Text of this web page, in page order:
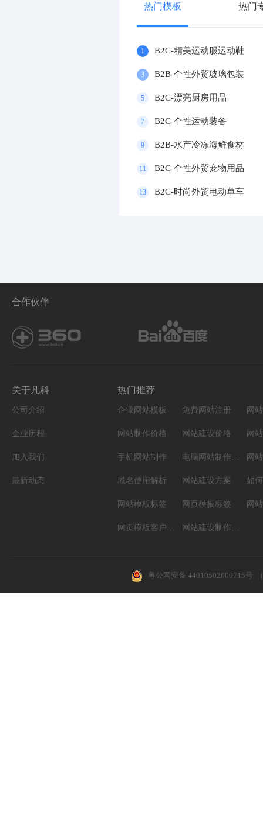
热门模板 热门
1 B2C-精美运动服运动鞋
3 B2B-个性外贸玻璃包装
5 B2C-漂亮厨房用品
7 B2C-个性运动装备
9 B2B-水产冷冻海鲜食材
11 B2C-个性外贸宠物用品
13 B2C-时尚外贸电动单车
合作伙伴
关于凡科
公司介绍
企业历程
加入我们
最新动态
热门推荐
企业网站模板 免费网站注册 网
网站制作价格 网站建设价格 网
手机网站制作 电脑网站制作设计 网
域名使用解析 网站建设方案 如
网站模板标签 网页模板标签
网页模板客户案例 网站建设制作知识
粤公网安备 44010502000715号 |